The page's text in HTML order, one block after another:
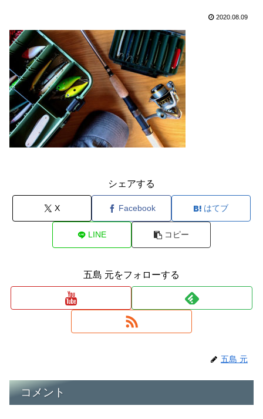
2020.08.09
シェアする
X Facebook はてブ
LINE コピー
五島 元をフォローする
五島 元
コメント